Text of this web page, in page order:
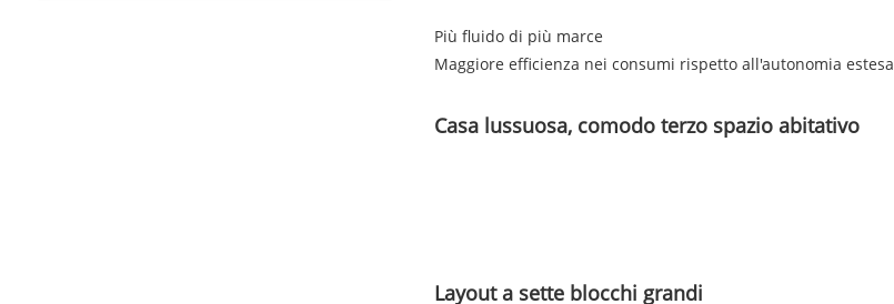
Più fluido di più marce
Maggiore efficienza nei consumi rispetto all'autonomia estesa
Casa lussuosa, comodo terzo spazio abitativo
Layout a sette blocchi grandi